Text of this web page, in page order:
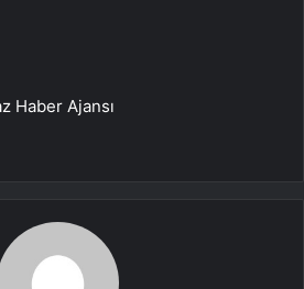
Haber Ajansı